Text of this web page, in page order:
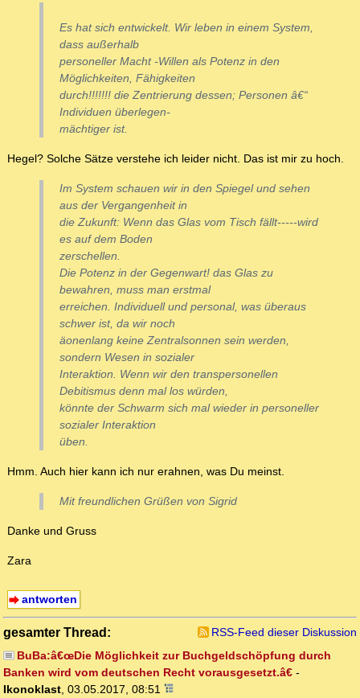
Es hat sich entwickelt. Wir leben in einem System,
dass außerhalb
personeller Macht -Willen als Potenz in den
Möglichkeiten, Fähigkeiten
durch!!!!!!! die Zentrierung dessen; Personen â€“
Individuen überlegen-
mächtiger ist.
Hegel? Solche Sätze verstehe ich leider nicht. Das ist mir zu hoch.
Im System schauen wir in den Spiegel und sehen
aus der Vergangenheit in
die Zukunft: Wenn das Glas vom Tisch fällt-----wird
es auf dem Boden
zerschellen.
Die Potenz in der Gegenwart! das Glas zu
bewahren, muss man erstmal
erreichen. Individuell und personal, was überaus
schwer ist, da wir noch
äonenlang keine Zentralsonnen sein werden,
sondern Wesen in sozialer
Interaktion. Wenn wir den transpersonellen
Debitismus denn mal los würden,
könnte der Schwarm sich mal wieder in personeller
sozialer Interaktion
üben.
Hmm. Auch hier kann ich nur erahnen, was Du meinst.
Mit freundlichen Grüßen von Sigrid
Danke und Gruss
Zara
antworten
gesamter Thread:
RSS-Feed dieser Diskussion
BuBa:â€œDie Möglichkeit zur Buchgeldschöpfung durch
Banken wird vom deutschen Recht vorausgesetzt.â€ -
Ikonoklast, 03.05.2017, 08:51